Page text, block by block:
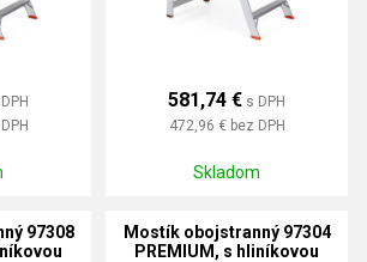
581,74 € s DPH
472,96 € bez DPH
Skladom
97308
Mostík obojstranný 97304
PREMIUM, s hliníkovou